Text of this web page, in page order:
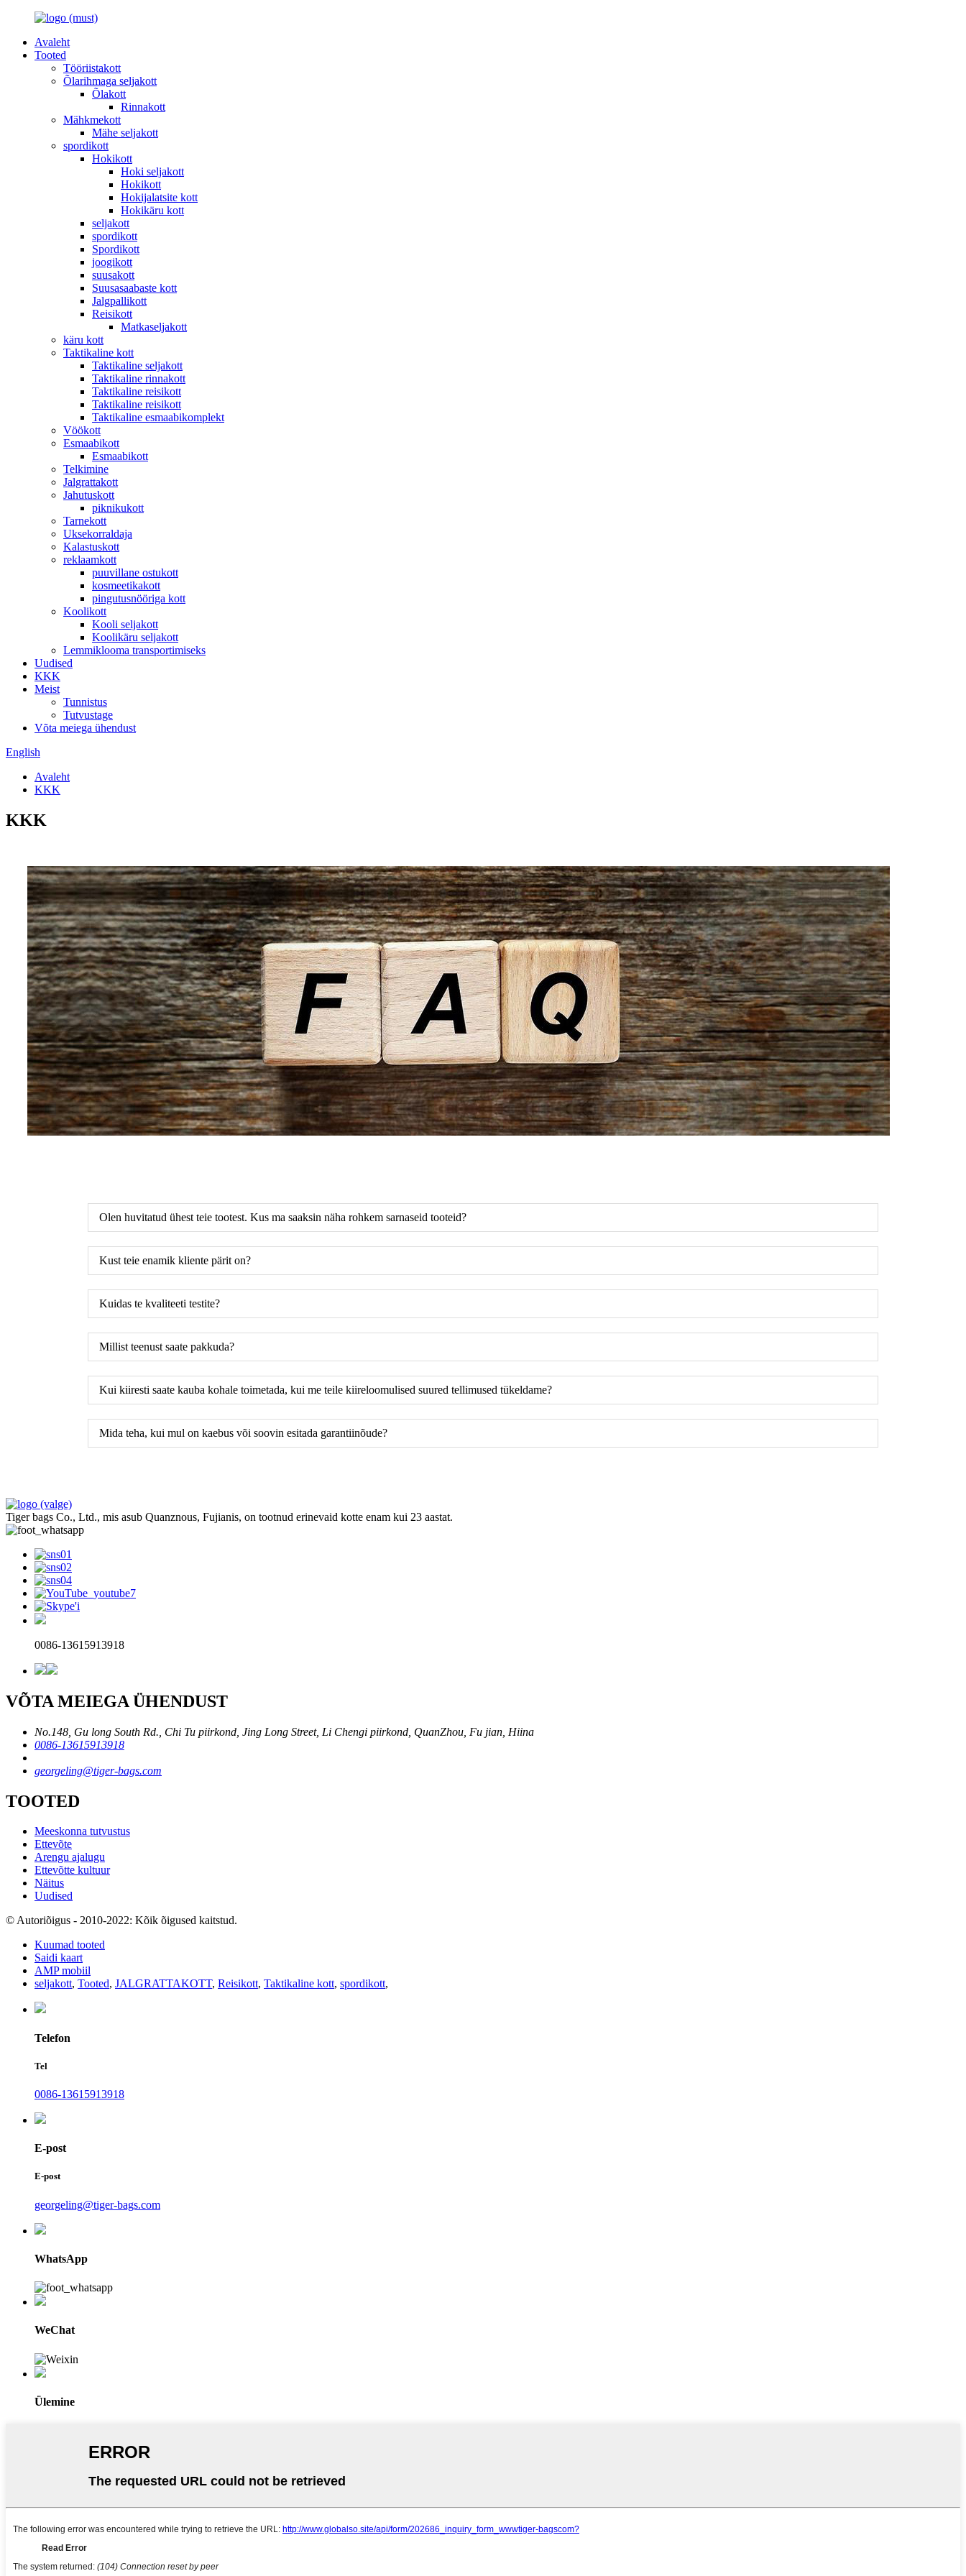
Avaleht
Tooted
Tööriistakott
Õlarihmaga seljakott
Õlakott
Rinnakott
Mähkmekott
Mähe seljakott
spordikott
Hokikott
Hoki seljakott
Hokikott
Hokijalatsite kott
Hokikäru kott
seljakott
spordikott
Spordikott
joogikott
suusakott
Suusasaabaste kott
Jalgpallikott
Reisikott
Matkaseljakott
käru kott
Taktikaline kott
Taktikaline seljakott
Taktikaline rinnakott
Taktikaline reisikott
Taktikaline reisikott
Taktikaline esmaabikomplekt
Vöökott
Esmaabikott
Esmaabikott
Telkimine
Jalgrattakott
Jahutuskott
piknikukott
Tarnekott
Uksekorraldaja
Kalastuskott
reklaamkott
puuvillane ostukott
kosmeetikakott
pingutusnööriga kott
Koolikott
Kooli seljakott
Koolikäru seljakott
Lemmiklooma transportimiseks
Uudised
KKK
Meist
Tunnistus
Tutvustage
Võta meiega ühendust
English
Avaleht
KKK
KKK
Olen huvitatud ühest teie tootest. Kus ma saaksin näha rohkem sarnaseid tooteid?
Kust teie enamik kliente pärit on?
Kuidas te kvaliteeti testite?
Millist teenust saate pakkuda?
Kui kiiresti saate kauba kohale toimetada, kui me teile kiireloomulised suured tellimused tükeldame?
Mida teha, kui mul on kaebus või soovin esitada garantiinõude?
Tiger bags Co., Ltd., mis asub Quanznous, Fujianis, on tootnud erinevaid kotte enam kui 23 aastat.
0086-13615913918
VÕTA MEIEGA ÜHENDUST
No.148, Gu long South Rd., Chi Tu piirkond, Jing Long Street, Li Chengi piirkond, QuanZhou, Fu jian, Hiina
0086-13615913918
georgeling@tiger-bags.com
TOOTED
Meeskonna tutvustus
Ettevõte
Arengu ajalugu
Ettevõtte kultuur
Näitus
Uudised
© Autoriõigus - 2010-2022: Kõik õigused kaitstud.
Kuumad tooted
Saidi kaart
AMP mobiil
seljakott, Tooted, JALGRATTAKOTT, Reisikott, Taktikaline kott, spordikott,
Telefon
Tel
0086-13615913918
E-post
E-post
georgeling@tiger-bags.com
WhatsApp
WeChat
Ülemine